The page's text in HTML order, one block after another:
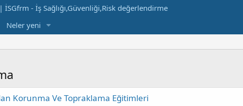
Neler yeni
Korunma Ve Topraklama Eğitimleri